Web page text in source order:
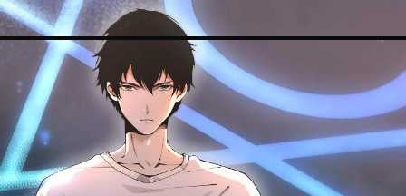
ავტორიზაცია
არ გაქვს ექაუნთი? დარეგისტრირდი
ან
მომხმარებელი: